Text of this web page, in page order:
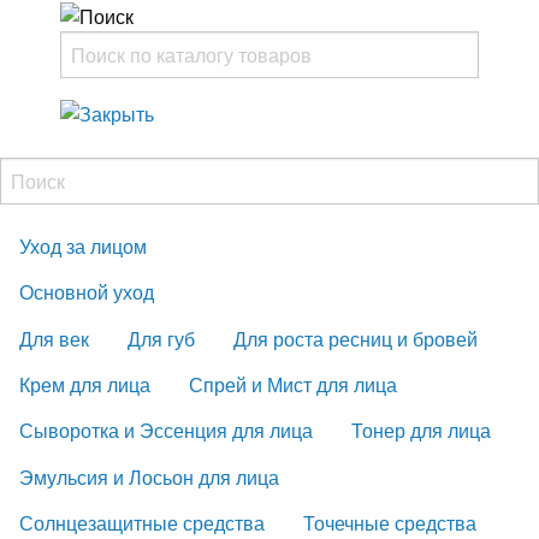
Уход за лицом
Основной уход
Для век
Для губ
Для роста ресниц и бровей
Крем для лица
Спрей и Мист для лица
Сыворотка и Эссенция для лица
Тонер для лица
Эмульсия и Лосьон для лица
Солнцезащитные средства
Точечные средства